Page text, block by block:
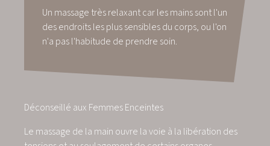
Un massage très relaxant car les mains sont l'un
des endroits les plus sensibles du corps, ou l'on
n'a pas l'habitude de prendre soin.
Déconseillé aux Femmes Enceintes
Le massage de la main ouvre la voie à la libération des